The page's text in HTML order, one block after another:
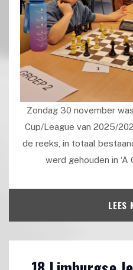
Zondag 30 november
Cup/League van 2025/
de reeks, in totaal
werd gehouden in ‘A
LEES